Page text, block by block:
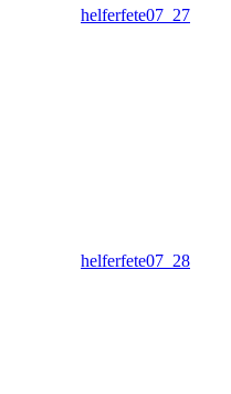
helferfete07_27
helferfete07_28